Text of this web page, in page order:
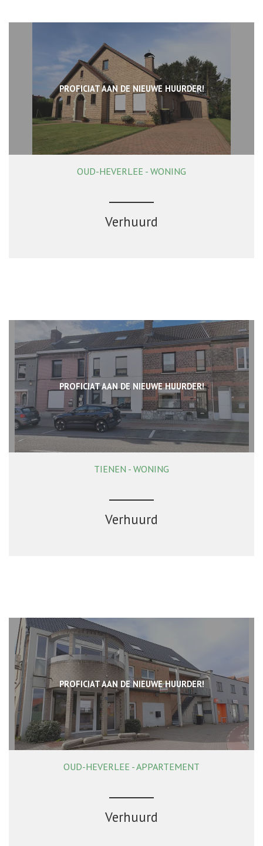
PROFICIAT AAN DE NIEUWE HUURDER!
3 1 Ja
OUD-HEVERLEE - WONING
Verhuurd
PROFICIAT AAN DE NIEUWE HUURDER!
165 m² 3 1
TIENEN - WONING
Verhuurd
PROFICIAT AAN DE NIEUWE HUURDER!
96 m² 3 1 Ja
OUD-HEVERLEE - APPARTEMENT
Verhuurd